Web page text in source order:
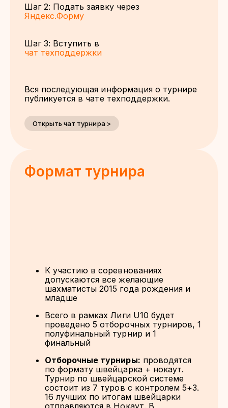
Шаг 2: Подать заявку через
Яндекс.Форму
Шаг 3: Вступить в
чат техподдержки
Вся последующая информация о турнире
публикуется в чате техподдержки.
Открыть чат турнира >
Формат турнира
К участию в соревнованиях
допускаются все желающие
шахматисты 2015 года рождения и
младше
Всего в рамках Лиги U10 будет
проведено 5 отборочных турниров, 1
полуфинальный турнир и 1
финальный
Отборочные турниры: проводятся
по формату швейцарка + нокаут.
Турнир по швейцарской системе
состоит из 7 туров с контролем 5+3.
16 лучших по итогам швейцарки
отправляются в Нокаут. В